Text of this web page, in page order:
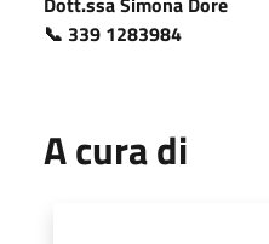
📞 339 1283984
A cura di